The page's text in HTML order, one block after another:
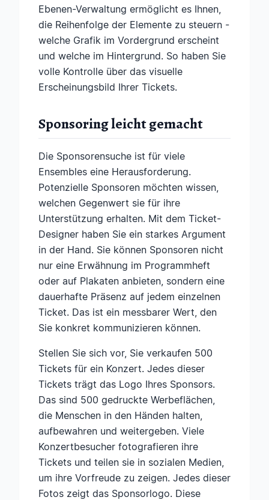
Ebenen-Verwaltung ermöglicht es Ihnen,
die Reihenfolge der Elemente zu steuern -
welche Grafik im Vordergrund erscheint
und welche im Hintergrund. So haben Sie
volle Kontrolle über das visuelle
Erscheinungsbild Ihrer Tickets.
Sponsoring leicht gemacht
Die Sponsorensuche ist für viele
Ensembles eine Herausforderung.
Potenzielle Sponsoren möchten wissen,
welchen Gegenwert sie für ihre
Unterstützung erhalten. Mit dem Ticket-
Designer haben Sie ein starkes Argument
in der Hand. Sie können Sponsoren nicht
nur eine Erwähnung im Programmheft
oder auf Plakaten anbieten, sondern eine
dauerhafte Präsenz auf jedem einzelnen
Ticket. Das ist ein messbarer Wert, den
Sie konkret kommunizieren können.
Stellen Sie sich vor, Sie verkaufen 500
Tickets für ein Konzert. Jedes dieser
Tickets trägt das Logo Ihres Sponsors.
Das sind 500 gedruckte Werbeflächen,
die Menschen in den Händen halten,
aufbewahren und weitergeben. Viele
Konzertbesucher fotografieren ihre
Tickets und teilen sie in sozialen Medien,
um ihre Vorfreude zu zeigen. Jedes dieser
Fotos zeigt das Sponsorlogo. Diese